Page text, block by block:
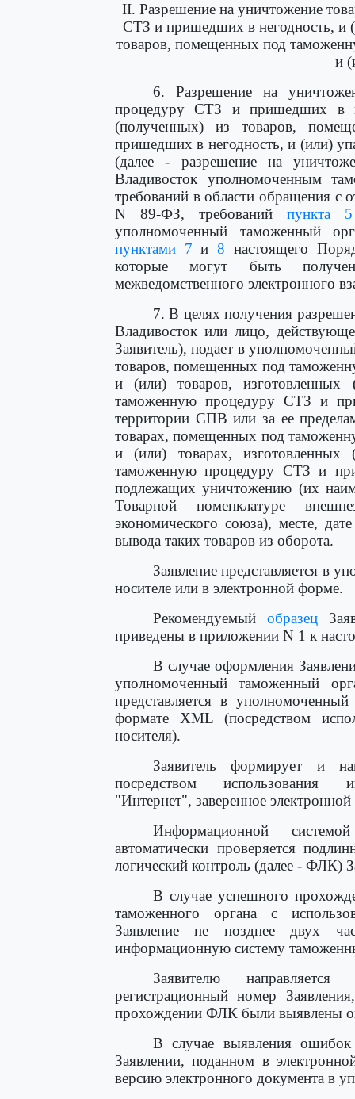
II. Разрешение на уничтожение
СТЗ и пришедших в негодность, и
товаров, помещенных под
и
6. Разрешение на
процедуру СТЗ и пришедших в
(полученных) из товаров,
пришедших в негодность, и (или)
(далее - разрешение на
Владивосток уполномоченным
требований в области обращения
N 89-ФЗ, требований пункта 5
уполномоченный таможенный
пунктами 7 и8 настоящего
которые могут быть
межведомственного электронного
7. В целях получения
Владивосток или лицо,
Заявитель), подает в
товаров, помещенных под
и (или) товаров,
таможенную процедуру СТЗ и
территории СПВ или за ее
товарах, помещенных под
и (или) товарах,
таможенную процедуру СТЗ и
подлежащих уничтожению (их
Товарной номенклатуре
экономического союза), месте,
вывода таких товаров из оборота.
Заявление представляется в
носителе или в электронной форме.
Рекомендуемыйобразец
приведены в приложении N 1 к
В случае оформления
уполномоченный таможенный
представляется в
формате XML (посредством
носителя).
Заявитель формирует и
посредством использования
"Интернет", заверенное
Информационной
автоматически проверяется
логический контроль (далее - ФЛК)
В случае успешного
таможенного органа с
Заявление не позднее двух
информационную систему
Заявителю направляется
регистрационный номер
прохождении ФЛК были выявлены
В случае выявления
Заявлении, поданном в
версию электронного документа в